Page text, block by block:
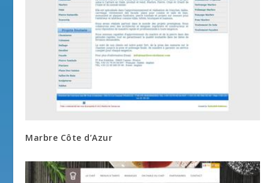
Marbre Côte d’Azur